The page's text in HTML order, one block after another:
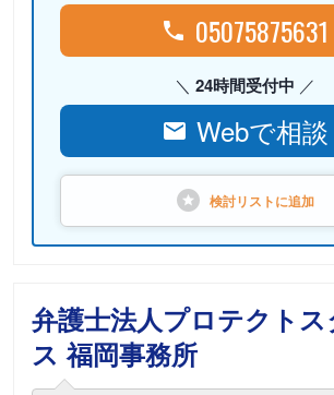
05075875631
24時間受付中
Webで相談
検討リストに追加
弁護士法人プロテクトス
ス 福岡事務所